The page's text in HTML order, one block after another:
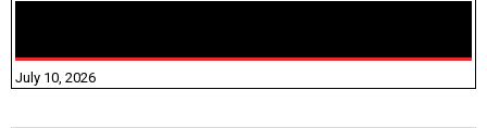
July 10, 2026